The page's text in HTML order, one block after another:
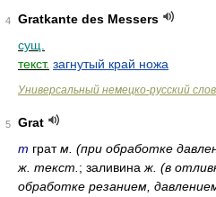
4
Gratkante des Messers
сущ.
текст. загнутый край ножа
Универсальный немецко-русский
5
Grat
m гратм. (при обработке
ж. текст. ; заливина ж. (в
обработке резанием,